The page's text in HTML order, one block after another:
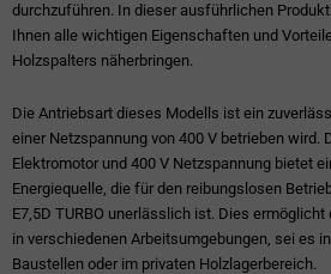
durchzuführen. In dieser ausführlichen
Ihnen alle wichtigen Eigenschaften und
Holzspalters näherbringen.
Die Antriebsart dieses Modells ist ein
einer Netzspannung von 400 V betrieben wird.
Elektromotor und 400 V Netzspannung bietet
Energiequelle, die für den reibungslosen
E7,5D TURBO unerlässlich ist. Dies
in verschiedenen Arbeitsumgebungen, sei es
Baustellen oder im privaten Holzlagerbereich.